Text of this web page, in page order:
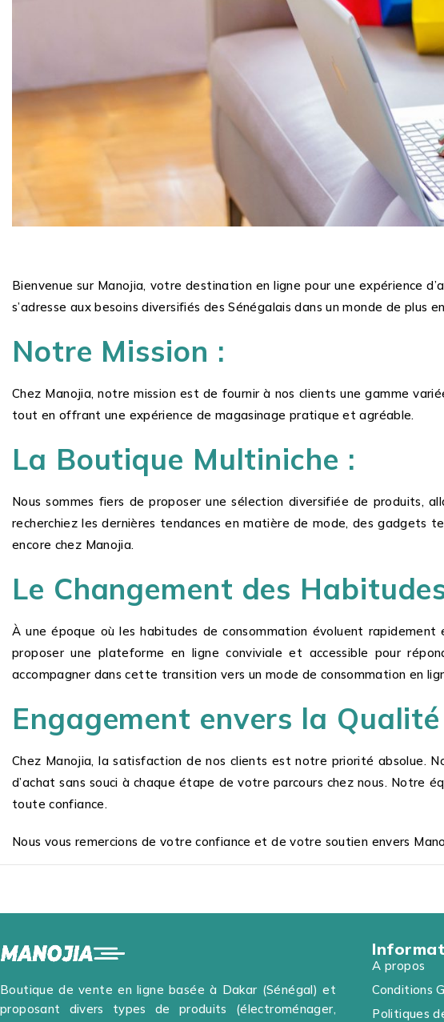
Bienvenue sur Manojia, votre destination en ligne pour une expérience
s’adresse aux besoins diversifiés des Sénégalais dans un monde de plus
Notre Mission :
Chez Manojia, notre mission est de fournir à nos clients une gamme
tout en offrant une expérience de magasinage pratique et agréable.
La Boutique Multiniche :
Nous sommes fiers de proposer une sélection diversifiée de produits,
recherchiez les dernières tendances en matière de mode, des gadgets
encore chez Manojia.
Le Changement des
À une époque où les habitudes de consommation évoluent
proposer une plateforme en ligne conviviale et accessible pour
accompagner dans cette transition vers un mode de consommation en
Engagement envers la
Chez Manojia, la satisfaction de nos clients est notre priorité absolue.
d’achat sans souci à chaque étape de votre parcours chez nous. Notre
toute confiance.
Nous vous remercions de votre confiance et de votre soutien envers
Boutique de vente en ligne basée à Dakar (Sénégal) et
proposant divers types de produits (électroménager,
A propos
Conditions
Politiques